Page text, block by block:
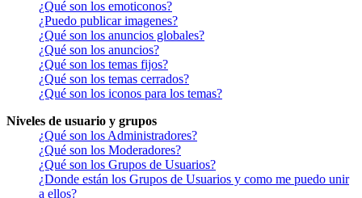
¿Qué son los emoticonos?
¿Puedo publicar imagenes?
¿Qué son los anuncios globales?
¿Qué son los anuncios?
¿Qué son los temas fijos?
¿Qué son los temas cerrados?
¿Qué son los iconos para los temas?
Niveles de usuario y grupos
¿Qué son los Administradores?
¿Qué son los Moderadores?
¿Qué son los Grupos de Usuarios?
¿Donde están los Grupos de Usuarios y como me puedo unir
a ellos?